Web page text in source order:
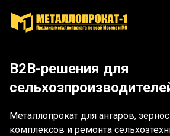
B2B-решения для
Металлопрокат для ангаров,
комплексов и ремонта